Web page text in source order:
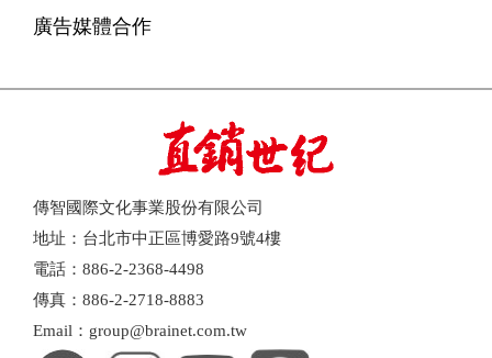
廣告媒體合作
傳智國際文化事業股份有限公司
地址：台北市中正區博愛路9號4樓
電話：886-2-2368-4498
傳真：886-2-2718-8883
Email：group@brainet.com.tw